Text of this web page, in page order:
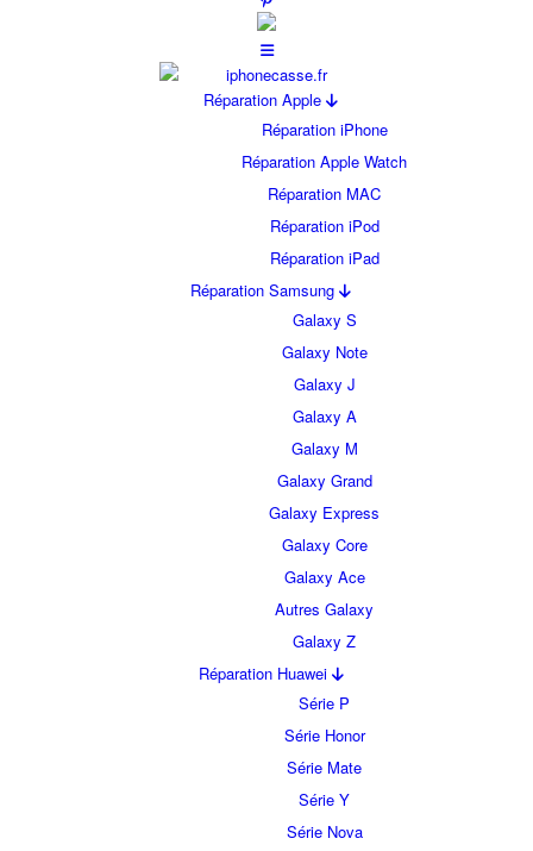
Réparation Apple
Réparation iPhone
Réparation Apple Watch
Réparation MAC
Réparation iPod
Réparation iPad
Réparation Samsung
Galaxy S
Galaxy Note
Galaxy J
Galaxy A
Galaxy M
Galaxy Grand
Galaxy Express
Galaxy Core
Galaxy Ace
Autres Galaxy
Galaxy Z
Réparation Huawei
Série P
Série Honor
Série Mate
Série Y
Série Nova